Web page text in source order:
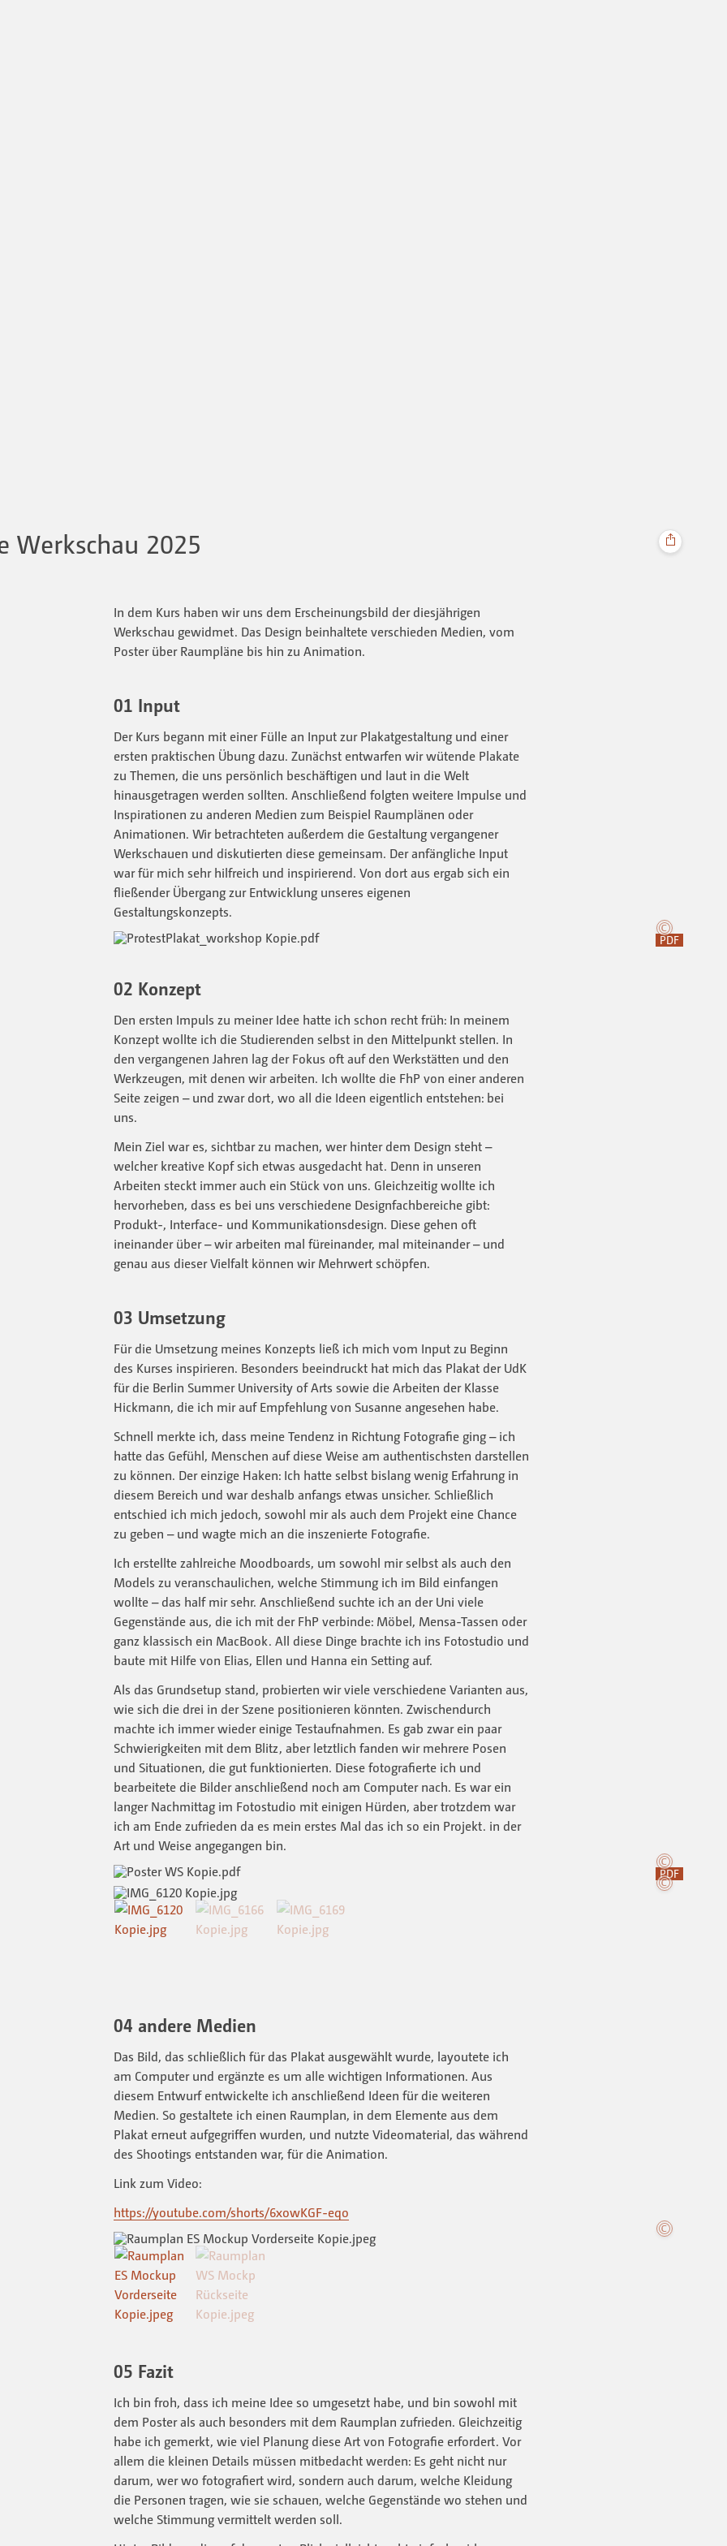
Werkschau 2025
In dem Kurs haben wir uns dem Erscheinungsbild der diesjährigen
Werkschau gewidmet. Das Design beinhaltete verschieden Medien, vom
Poster über Raumpläne bis hin zu Animation.
01 Input
Der Kurs begann mit einer Fülle an Input zur Plakatgestaltung und einer
ersten praktischen Übung dazu. Zunächst entwarfen wir wütende Plakate
zu Themen, die uns persönlich beschäftigen und laut in die Welt
hinausgetragen werden sollten. Anschließend folgten weitere Impulse und
Inspirationen zu anderen Medien zum Beispiel Raumplänen oder
Animationen. Wir betrachteten außerdem die Gestaltung vergangener
Werkschauen und diskutierten diese gemeinsam. Der anfängliche Input
war für mich sehr hilfreich und inspirierend. Von dort aus ergab sich ein
fließender Übergang zur Entwicklung unseres eigenen
Gestaltungskonzepts.
PDF
02 Konzept
Den ersten Impuls zu meiner Idee hatte ich schon recht früh: In meinem
Konzept wollte ich die Studierenden selbst in den Mittelpunkt stellen. In
den vergangenen Jahren lag der Fokus oft auf den Werkstätten und den
Werkzeugen, mit denen wir arbeiten. Ich wollte die FhP von einer anderen
Seite zeigen – und zwar dort, wo all die Ideen eigentlich entstehen: bei
uns.
Mein Ziel war es, sichtbar zu machen, wer hinter dem Design steht –
welcher kreative Kopf sich etwas ausgedacht hat. Denn in unseren
Arbeiten steckt immer auch ein Stück von uns. Gleichzeitig wollte ich
hervorheben, dass es bei uns verschiedene Designfachbereiche gibt:
Produkt-, Interface- und Kommunikationsdesign. Diese gehen oft
ineinander über – wir arbeiten mal füreinander, mal miteinander – und
genau aus dieser Vielfalt können wir Mehrwert schöpfen.
03 Umsetzung
Für die Umsetzung meines Konzepts ließ ich mich vom Input zu Beginn
des Kurses inspirieren. Besonders beeindruckt hat mich das Plakat der UdK
für die Berlin Summer University of Arts sowie die Arbeiten der Klasse
Hickmann, die ich mir auf Empfehlung von Susanne angesehen habe.
Schnell merkte ich, dass meine Tendenz in Richtung Fotografie ging – ich
hatte das Gefühl, Menschen auf diese Weise am authentischsten darstellen
zu können. Der einzige Haken: Ich hatte selbst bislang wenig Erfahrung in
diesem Bereich und war deshalb anfangs etwas unsicher. Schließlich
entschied ich mich jedoch, sowohl mir als auch dem Projekt eine Chance
zu geben – und wagte mich an die inszenierte Fotografie.
Ich erstellte zahlreiche Moodboards, um sowohl mir selbst als auch den
Models zu veranschaulichen, welche Stimmung ich im Bild einfangen
wollte – das half mir sehr. Anschließend suchte ich an der Uni viele
Gegenstände aus, die ich mit der FhP verbinde: Möbel, Mensa-Tassen oder
ganz klassisch ein MacBook. All diese Dinge brachte ich ins Fotostudio und
baute mit Hilfe von Elias, Ellen und Hanna ein Setting auf.
Als das Grundsetup stand, probierten wir viele verschiedene Varianten aus,
wie sich die drei in der Szene positionieren könnten. Zwischendurch
machte ich immer wieder einige Testaufnahmen. Es gab zwar ein paar
Schwierigkeiten mit dem Blitz, aber letztlich fanden wir mehrere Posen
und Situationen, die gut funktionierten. Diese fotografierte ich und
bearbeitete die Bilder anschließend noch am Computer nach. Es war ein
langer Nachmittag im Fotostudio mit einigen Hürden, aber trotzdem war
ich am Ende zufrieden da es mein erstes Mal das ich so ein Projekt. in der
Art und Weise angegangen bin.
PDF
04 andere Medien
Das Bild, das schließlich für das Plakat ausgewählt wurde, layoutete ich
am Computer und ergänzte es um alle wichtigen Informationen. Aus
diesem Entwurf entwickelte ich anschließend Ideen für die weiteren
Medien. So gestaltete ich einen Raumplan, in dem Elemente aus dem
Plakat erneut aufgegriffen wurden, und nutzte Videomaterial, das während
des Shootings entstanden war, für die Animation.
Link zum Video:
https://youtube.com/shorts/6xowKGF-eqo
05 Fazit
Ich bin froh, dass ich meine Idee so umgesetzt habe, und bin sowohl mit
dem Poster als auch besonders mit dem Raumplan zufrieden. Gleichzeitig
habe ich gemerkt, wie viel Planung diese Art von Fotografie erfordert. Vor
allem die kleinen Details müssen mitbedacht werden: Es geht nicht nur
darum, wer wo fotografiert wird, sondern auch darum, welche Kleidung
die Personen tragen, wie sie schauen, welche Gegenstände wo stehen und
welche Stimmung vermittelt werden soll.